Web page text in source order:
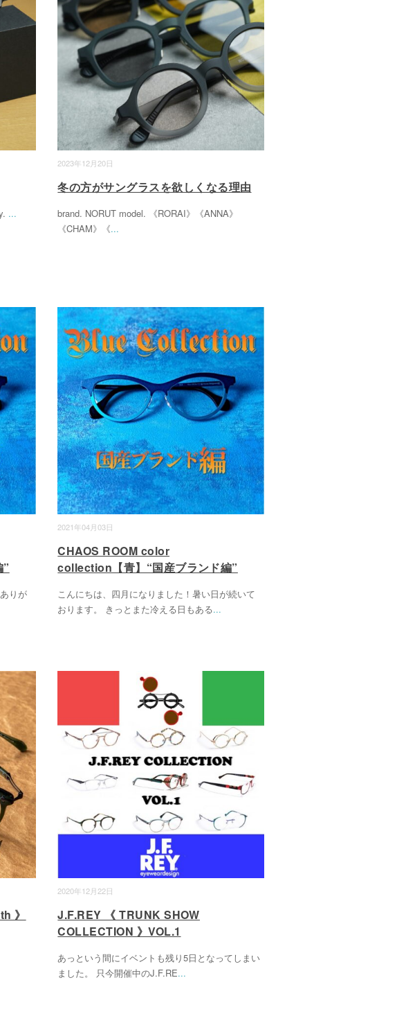
...
2023年12月20日
冬の方がサングラスを欲しくなる理由
brand. NORUT model. 《RORAI》《ANNA》
《CHAM》《...
りが
2021年04月03日
CHAOS ROOM color
collection【青】“国産ブランド編”
こんにちは、四月になりました！暑い日が続いて
おります。 きっとまた冷える日もある...
》
2020年12月22日
J.F.REY 《 TRUNK SHOW
COLLECTION 》VOL.1
あっという間にイベントも残り5日となってしまい
ました。 只今開催中のJ.F.RE...